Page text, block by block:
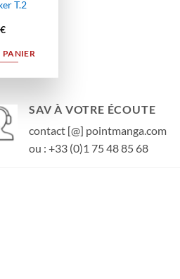
T.2
€
PANIER
SAV À VOTRE ÉCOUTE
contact [@] pointmanga.com
ou : +33 (0)1 75 48 85 68